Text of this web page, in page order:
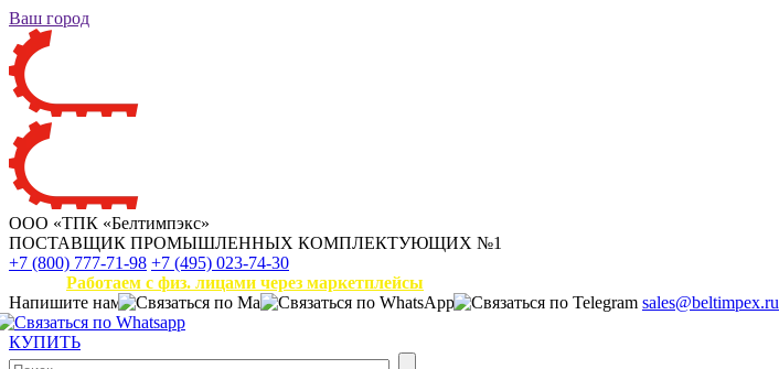
Ваш город
ООО «ТПК «Белтимпэкс»
ПОСТАВЩИК ПРОМЫШЛЕННЫХ КОМПЛЕКТУЮЩИХ №1
+7 (800) 777-71-98 +7 (495) 023-74-30
Работаем с физ. лицами через маркетплейсы
Напишите нам
sales@beltimpex.ru
КУПИТЬ